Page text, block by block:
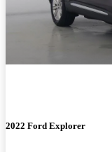
2022 Ford Explorer